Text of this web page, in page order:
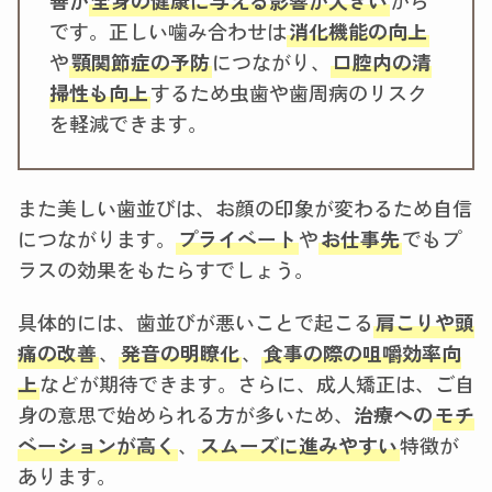
です。正しい噛み合わせは消化機能の向上
や顎関節症の予防につながり、 口腔内の清
掃性も向上するため虫歯や歯周病のリスク
を軽減できます。
また美しい歯並びは、お顔の印象が変わるため自信
につながります。 プライベートやお仕事先でもプ
ラスの効果をもたらすでしょう。
具体的には、歯並びが悪いことで起こる肩こりや頭
痛の改善、 発音の明瞭化、 食事の際の咀嚼効率向
上などが期待できます。さらに、成人矯正は、ご自
身の意思で始められる方が多いため、 治療へのモチ
ベーションが高く、 スムーズに進みやすい特徴が
あります。